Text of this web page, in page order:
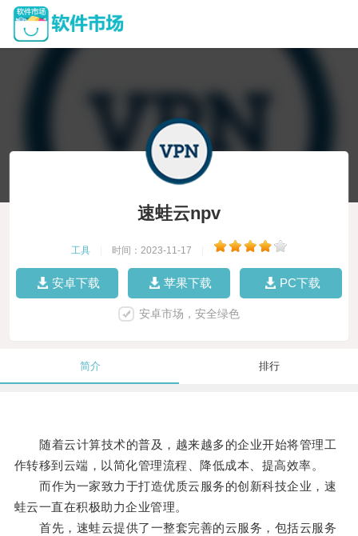
速蛙云npv
工具 时间：2023-11-17
安卓下载 苹果下载 PC下载
安卓市场，安全绿色
简介 排行
随着云计算技术的普及，越来越多的企业开始将管理工
作转移到云端，以简化管理流程、降低成本、提高效率。
而作为一家致力于打造优质云服务的创新科技企业，速
蛙云一直在积极助力企业管理。
首先，速蛙云提供了一整套完善的云服务，包括云服务